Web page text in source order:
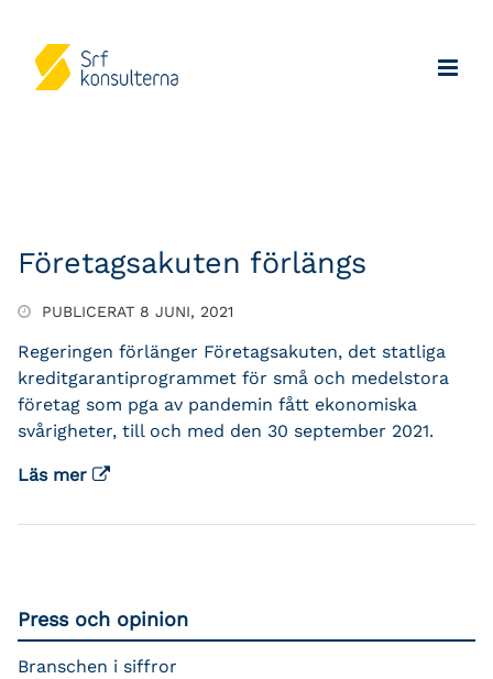
Företagsakuten förlängs
PUBLICERAT 8 JUNI, 2021
Regeringen förlänger Företagsakuten, det statliga
kreditgarantiprogrammet för små och medelstora
företag som pga av pandemin fått ekonomiska
svårigheter, till och med den 30 september 2021.
Läs mer
Press och opinion
Branschen i siffror